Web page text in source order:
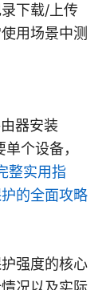
下载/上传
用场景中测
器安装
个设备，
整实用指
的全面攻略
强度的核心